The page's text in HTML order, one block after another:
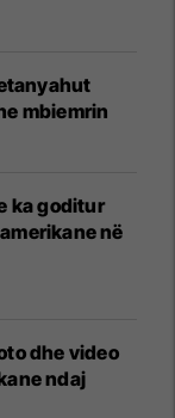
mbiemrin
ka goditur
në
dhe video
ndaj